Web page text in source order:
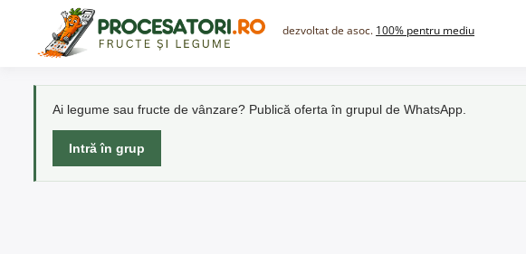
content
dezvoltat de asoc. 100% pentru mediu
Ai legume sau fructe de vânzare? Publică oferta în grupul de WhatsApp.
Intră în grup